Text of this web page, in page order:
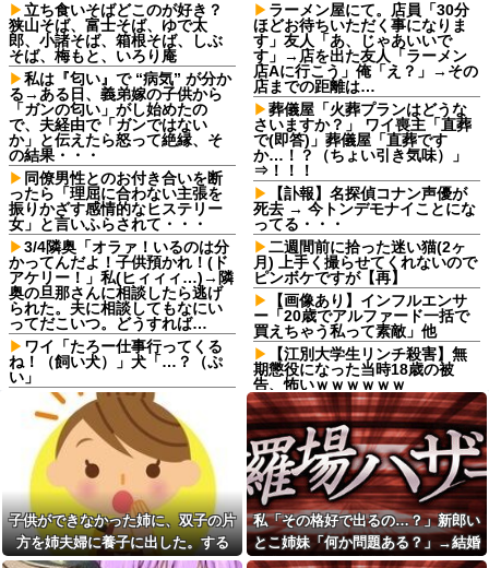
立ち食いそばどこのが好き？
狭山そば、富士そば、ゆで太
郎、小諸そば、箱根そば、しぶ
そば、梅もと、いろり庵
私は『匂い』で “病気” が分か
る→ある日、義弟嫁の子供から
「ガンの匂い」がし始めたの
で、夫経由で「ガンではない
か」と伝えたら怒って絶縁、そ
の結果・・・
同僚男性とのお付き合いを断
ったら「理屈に合わない主張を
振りかざす感情的なヒステリー
女」と言いふらされて・・・
3/4隣奥「オラァ！いるのは分
かってんだよ！子供預かれ！(ド
アケリー！」私(ヒィィィ…)→隣
奥の旦那さんに相談したら逃げ
られた。夫に相談してもなにい
ってだこいつ。どうすれば…
ワイ「たろー仕事行ってくる
ね！（飼い犬）」犬「…？（ぷ
い」
生理の予定が８月６日なんだ
けど７月２９日にドバッと鮮血
でたから生理かな？って思った
のよね
【衝撃】ジャンポケ斉藤の被
害女性「バウムクーヘン売った
りTikTokライブしててムカつい
たから示談しなかった」←コレ
ってさ…
【怒報】国税庁「あのさぁ！
ラーメン屋にて。店員「30分
ほどお待ちいただく事になりま
す」友人「あ、じゃあいいで
す」→店を出た友人「ラーメン
店Aに行こう」俺「え？」→その
店までの距離は…
葬儀屋「火葬プランはどうな
さいますか？」 ワイ喪主「直葬
で(即答)」葬儀屋「直葬です
か…！？（ちょい引き気味）」
⇒！！！
【訃報】名探偵コナン声優が
死去 → 今トンデモナイことにな
ってる・・・
二週間前に拾った迷い猫(2ヶ
月) 上手く撮らせてくれないので
ピンボケですが【再】
【画像あり】インフルエンサ
ー「20歳でアルファード一括で
買えちゃう私って素敵」他
【江別大学生リンチ殺害】無
期懲役になった当時18歳の被
告、怖いｗｗｗｗｗｗ
【悲報】お前らが唯一メイド
イン韓国で認めてるもの「キム
チ」あと3つは？
集団暴行の現場に遭遇してし
まい、被害女性を守るため「俺
にもやらせろ！」と叫んで抱き
ついた結果…警察に連行され〇
〇扱いされる悲劇へ←機転を利
かせた結果が裏目に出すぎて惨
事
子供ができなかった姉に、双子の片
方を姉夫婦に養子に出した。する
と、養子に出した子がすごく礼儀正
私「その格好で出るの…？」新郎い
とこ姉妹「何か問題ある？」→結婚
式当日に感じた違和感が最後まで消